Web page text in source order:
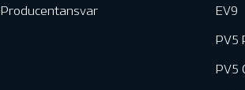
Producentansvar EV9
PV5
PV5